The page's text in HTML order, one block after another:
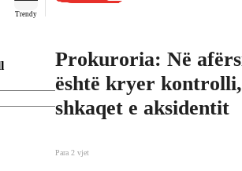
Trendy
Prokuroria: Në
është kryer
shkaqet e aksidentit
Para 2 vjet